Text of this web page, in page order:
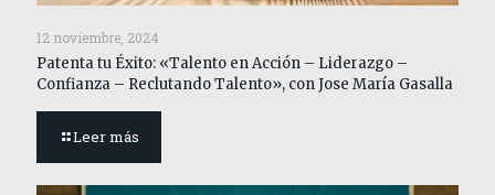
12 noviembre, 2024
Patenta tu Éxito: «Talento en Acción – Liderazgo –
Confianza – Reclutando Talento», con Jose María Gasalla
Leer más